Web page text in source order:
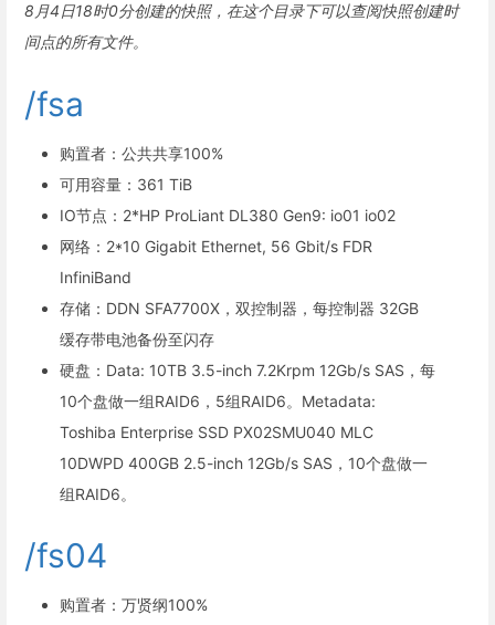
8月4日18时0分创建的快照，在这个目录下可以查阅快照创建时
间点的所有文件。
/fsa
购置者：公共共享100%
可用容量：361 TiB
IO节点：2*HP ProLiant DL380 Gen9: io01 io02
网络：2*10 Gigabit Ethernet, 56 Gbit/s FDR
InfiniBand
存储：DDN SFA7700X，双控制器，每控制器 32GB
缓存带电池备份至闪存
硬盘：Data: 10TB 3.5-inch 7.2Krpm 12Gb/s SAS，每
10个盘做一组RAID6，5组RAID6。Metadata:
Toshiba Enterprise SSD PX02SMU040 MLC
10DWPD 400GB 2.5-inch 12Gb/s SAS，10个盘做一
组RAID6。
/fs04
购置者：万贤纲100%